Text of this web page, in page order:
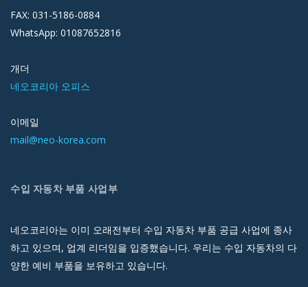
FAX: 031-5186-0884
WhatsApp: 01087652816
개더
네오코리아 오피스
이메일
mail@neo-korea.com
수입 자동차 부품 사업부
네오코리아는 이미 오래전부터 수입 자동차 부품 공급 사업에 종사
하고 있으며, 업계 리더임을 입증했습니다. 우리는 수입 자동차의 다
양한 예비 부품을 보유하고 있습니다.